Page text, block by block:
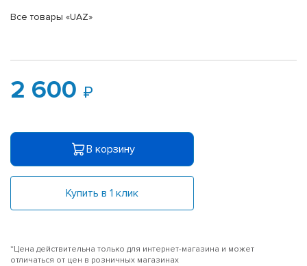
Все товары «UAZ»
2 600
В корзину
Купить в 1 клик
*Цена действительна только для интернет-магазина и может
отличаться от цен в розничных магазинах